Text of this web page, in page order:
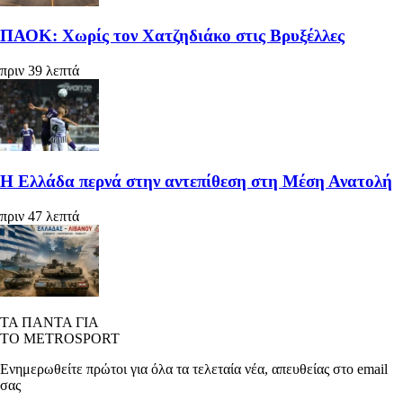
ΠΑΟΚ: Χωρίς τον Χατζηδιάκο στις Βρυξέλλες
πριν 39 λεπτά
Η Ελλάδα περνά στην αντεπίθεση στη Μέση Ανατολή
πριν 47 λεπτά
ΤΑ ΠΑΝΤΑ ΓΙΑ
ΤΟ METROSPORT
Ενημερωθείτε πρώτοι για όλα τα τελεταία νέα, απευθείας στο email
σας